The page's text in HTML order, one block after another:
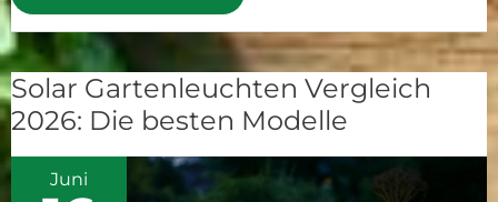
Solar Gartenleuchten Vergleich
2026: Die besten Modelle
Juni
Solar
Gartenleuchten
Vergleich
2026: